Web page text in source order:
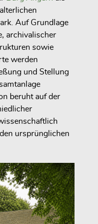
Auf Grundlage
archivalischer
sowie
werden
und Stellung
beruht auf der
ursprünglichen